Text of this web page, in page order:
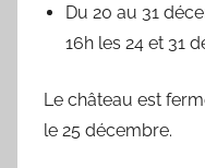
Du 20 au 31
16h les 24 et 31
Le château est
le 25 décembre.